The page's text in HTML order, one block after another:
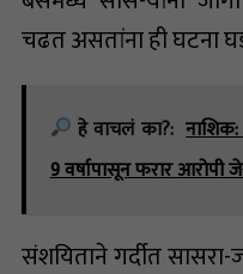
चढत असतांना ही घटना
हे वाचलं का?:
9 वर्षापासून फरार आरोपी
संशयिताने गर्दीत